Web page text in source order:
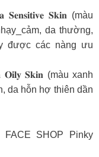
𝐒𝐞𝐧𝐬𝐢𝐭𝐢𝐯𝐞 𝐒𝐤𝐢𝐧 (màu
da thường,
được các nàng ưu
𝐎𝐢𝐥𝐲 𝐒𝐤𝐢𝐧 (màu xanh
da hỗn hợ thiên dần
SHOP Pinky